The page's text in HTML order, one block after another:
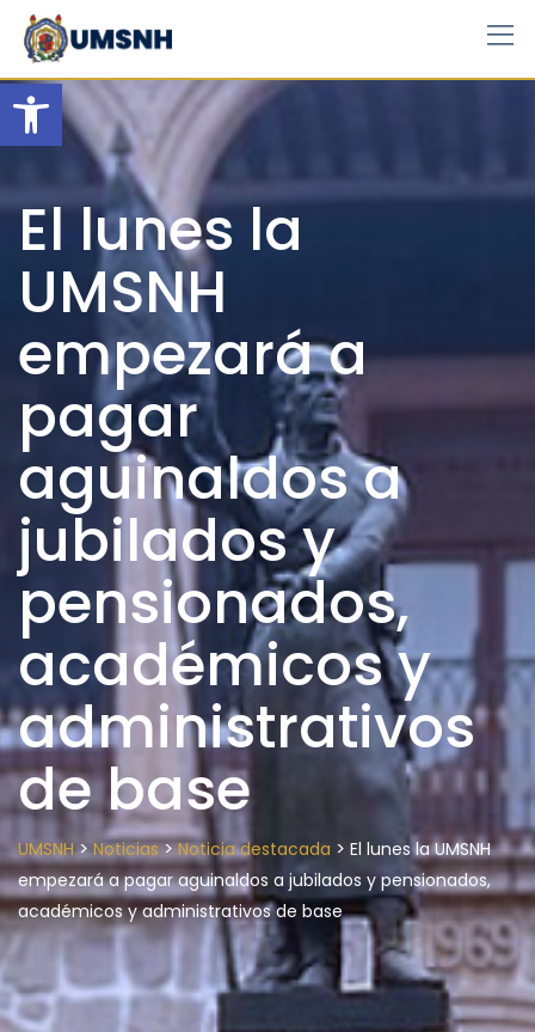
Open toolbar
Skip
content
El lunes la
UMSNH
empezará a
pagar
aguinaldos a
jubilados y
pensionados,
académicos y
administrativos
de base
UMSNH> Noticias>Noticia destacada > El lunes la UMSNH
empezará a pagar aguinaldos a jubilados y pensionados,
académicos y administrativos de base